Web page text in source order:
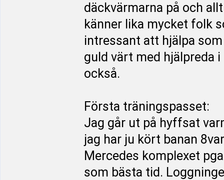
däckvärmarna på och
känner lika mycket folk
intressant att hjälpa
guld värt med hjälpreda
också.
Första träningspasset:
Jag går ut på hyffsat
jag har ju kört banan
Mercedes komplexet
som bästa tid.